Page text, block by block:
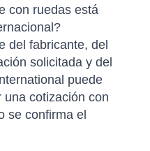
con ruedas está
del fabricante, del
solicitada y del
puede
una cotización con
se confirma el